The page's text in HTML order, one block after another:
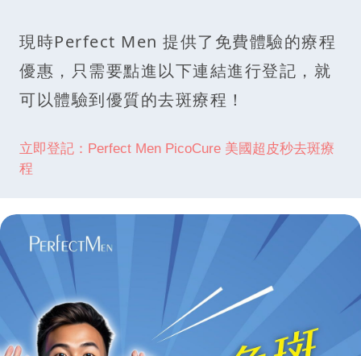
現時Perfect Men 提供了免費體驗的療程
優惠，只需要點進以下連結進行登記，就
可以體驗到優質的去斑療程！
立即登記：Perfect Men PicoCure 美國超皮秒去斑療
程